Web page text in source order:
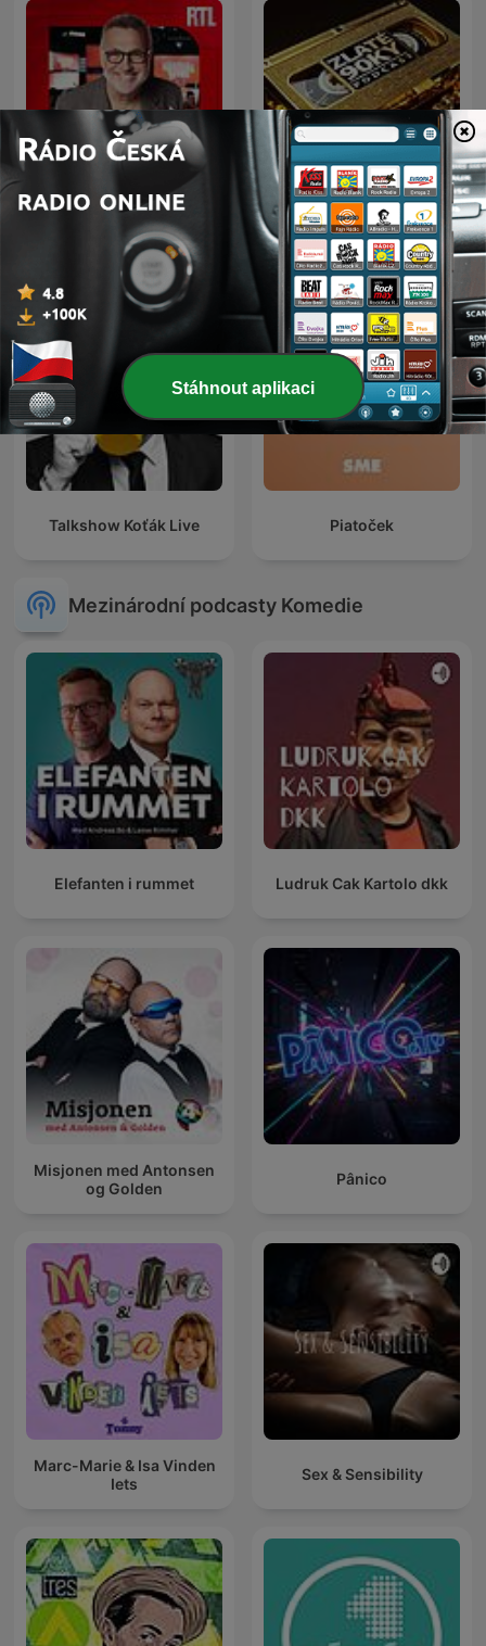
Les Grosses Têtes Zlaté 90ky
Talkshow Koťák Live Piatoček
Mezinárodní podcasty Komedie
Elefanten i rummet Ludruk Cak Kartolo dkk
Misjonen med Antonsen
og Golden
Pânico
Marc-Marie & Isa Vinden
Iets
Sex & Sensibility
Stáhnout aplikaci